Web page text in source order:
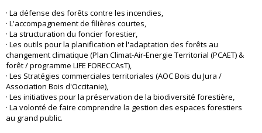
· La défense des forêts contre les incendies,
· L'accompagnement de filières courtes,
· La structuration du foncier forestier,
· Les outils pour la planification et l'adaptation des forêts au
changement climatique (Plan Climat-Air-Energie Territorial (PCAET) &
forêt / programme LIFE FORECCAsT),
· Les Stratégies commerciales territoriales (AOC Bois du Jura /
Association Bois d'Occitanie),
· Les initiatives pour la préservation de la biodiversité forestière,
· La volonté de faire comprendre la gestion des espaces forestiers
au grand public.